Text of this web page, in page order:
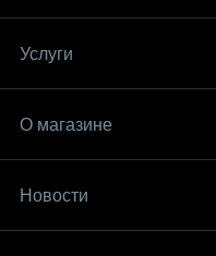
Услуги
О магазине
Новости